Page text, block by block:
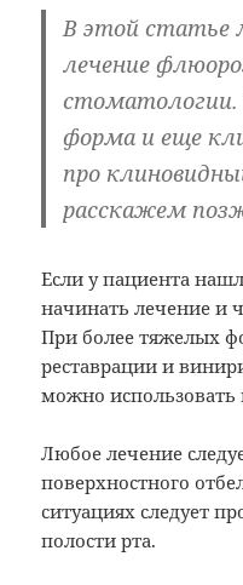
В этой статье
лечение
стоматологии.
форма и еще
про
расскажем
Если у пациента
начинать лечение и
При более тяжелых
реставрации и
можно
Любое лечение
поверхностного
ситуациях следует
полости рта.